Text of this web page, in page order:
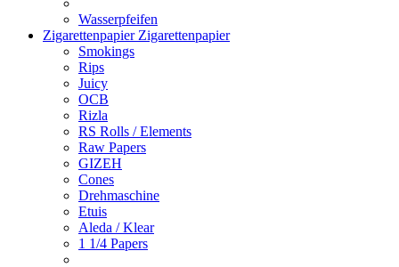
Wasserpfeifen
Zigarettenpapier Zigarettenpapier
Smokings
Rips
Juicy
OCB
Rizla
RS Rolls / Elements
Raw Papers
GIZEH
Cones
Drehmaschine
Etuis
Aleda / Klear
1 1/4 Papers